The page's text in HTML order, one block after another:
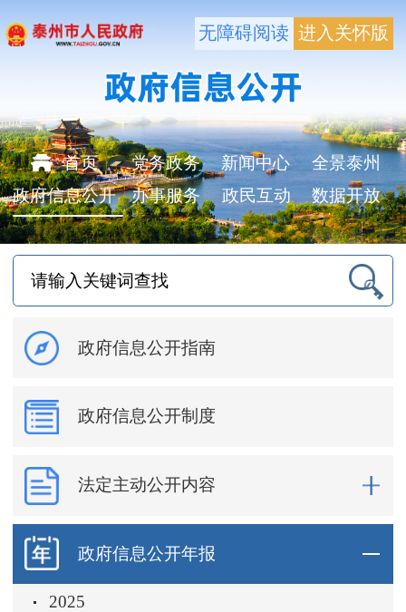
首页 党务政务 新闻中心
全景泰州
政府信息公开
办事服务 政民互动 数据开放
无障碍阅读 进入关怀版
政府信息公开指南
政府信息公开制度
法定主动公开内容
政府信息公开年报
2025